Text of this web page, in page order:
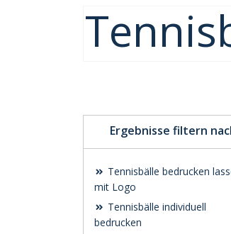
Ergebnisse filtern
Tennisbälle bedrucken
mit Logo
Tennisbälle individuell
bedrucken